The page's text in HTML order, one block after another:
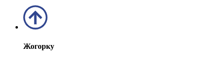
Жогорку